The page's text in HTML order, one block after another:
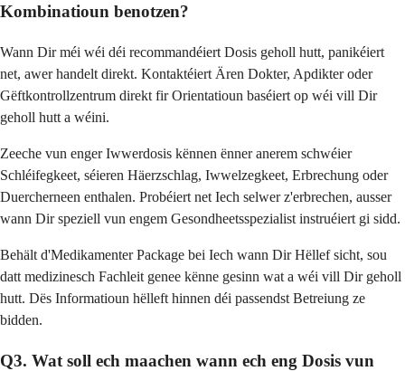
Kombinatioun benotzen?
Wann Dir méi wéi déi recommandéiert Dosis geholl hutt, panikéiert
net, awer handelt direkt. Kontaktéiert Ären Dokter, Apdikter oder
Gëftkontrollzentrum direkt fir Orientatioun baséiert op wéi vill Dir
geholl hutt a wéini.
Zeeche vun enger Iwwerdosis kënnen ënner anerem schwéier
Schléifegkeet, séieren Häerzschlag, Iwwelzegkeet, Erbrechung oder
Duercherneen enthalen. Probéiert net Iech selwer z'erbrechen, ausser
wann Dir speziell vun engem Gesondheetsspezialist instruéiert gi sidd.
Behält d'Medikamenter Package bei Iech wann Dir Hëllef sicht, sou
datt medizinesch Fachleit genee kënne gesinn wat a wéi vill Dir geholl
hutt. Dës Informatioun hëlleft hinnen déi passendst Betreiung ze
bidden.
Q3. Wat soll ech maachen wann ech eng Dosis vun